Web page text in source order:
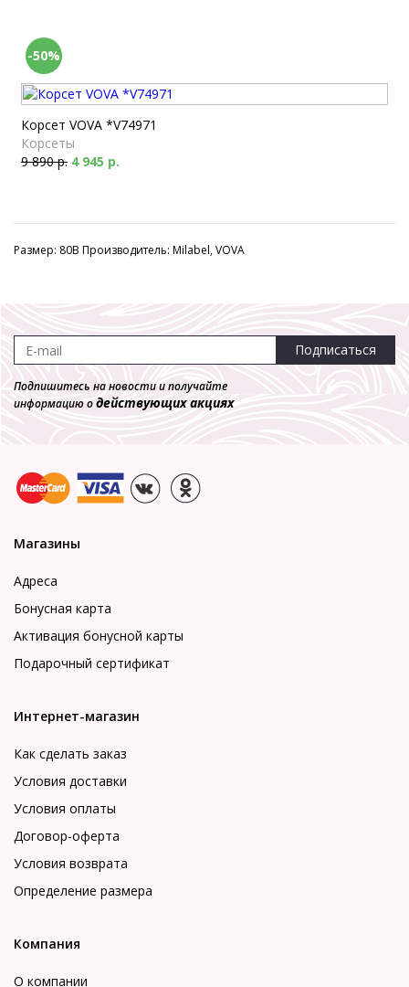
-50%
Корсет VOVA *V74971
Корсеты
9 890 р. 4 945 р.
Размер: 80B Производитель: Milabel, VOVA
Подписаться
Подпишитесь на новости и получайте
информацию одействующих акциях
Магазины
Адреса
Бонусная карта
Активация бонусной карты
Подарочный сертификат
Интернет-магазин
Как сделать заказ
Условия доставки
Условия оплаты
Договор-оферта
Условия возврата
Определение размера
Компания
О компании